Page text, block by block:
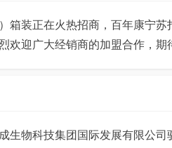
箱装正在火热招商，百年康宁
欢迎广大经销商的加盟合作，期
生物科技集团国际发展有限公